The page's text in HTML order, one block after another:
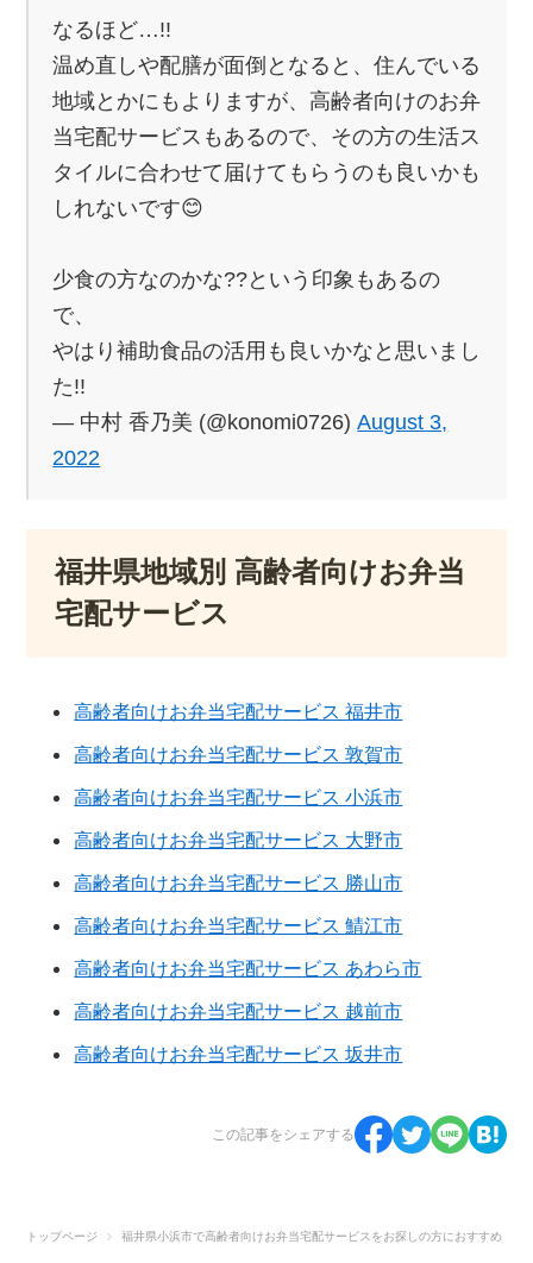
なるほど…!!
温め直しや配膳が面倒となると、住んでいる
地域とかにもよりますが、高齢者向けのお弁
当宅配サービスもあるので、その方の生活ス
タイルに合わせて届けてもらうのも良いかも
しれないです😊
少食の方なのかな??という印象もあるの
で、
やはり補助食品の活用も良いかなと思いまし
た!!
— 中村 香乃美 (@konomi0726)August 3,
2022
福井県地域別 高齢者向けお弁当
宅配サービス
高齢者向けお弁当宅配サービス 福井市
高齢者向けお弁当宅配サービス 敦賀市
高齢者向けお弁当宅配サービス 小浜市
高齢者向けお弁当宅配サービス 大野市
高齢者向けお弁当宅配サービス 勝山市
高齢者向けお弁当宅配サービス 鯖江市
高齢者向けお弁当宅配サービス あわら市
高齢者向けお弁当宅配サービス 越前市
高齢者向けお弁当宅配サービス 坂井市
この記事をシェアする
トップページ 福井県小浜市で高齢者向けお弁当宅配サービスをお探しの方におすすめ